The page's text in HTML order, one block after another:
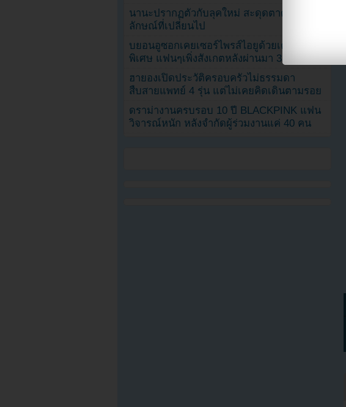
นานะปรากฏตัวกับลุคใหม่ สะดุดตาด้วยภาพ
ลักษณ์ที่เปลี่ยนไป
บยอนอูซอกเคยเซอร์ไพรส์ไอยูด้วยเค้กสั่งทำ
พิเศษ แฟนๆเพิ่งสังเกตหลังผ่านมา 3 เดือน
ฮายองเปิดประวัติครอบครัวไม่ธรรมดา
สืบสายแพทย์ 4 รุ่น แต่ไม่เคยคิดเดินตามรอย
ดราม่างานครบรอบ 10 ปี BLACKPINK แฟน
วิจารณ์หนัก หลังจำกัดผู้ร่วมงานแค่ 40 คน